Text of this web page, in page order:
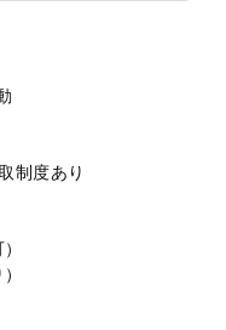
制度あり